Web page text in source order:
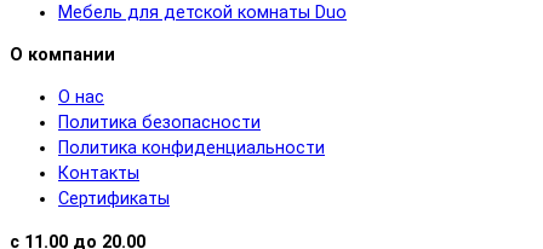
Мебель для детской комнаты Duo
О компании
О нас
Политика безопасности
Политика конфиденциальности
Контакты
Сертификаты
с 11.00 до 20.00